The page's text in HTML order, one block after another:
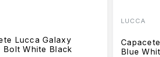
Lucca Galaxy
Bolt White Black
LUCCA
Blue